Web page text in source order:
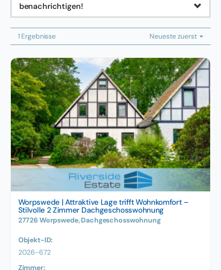
benachrichtigen!
1 Ergebnisse Neueste zuerst
Worpswede | Attraktive Lage trifft Wohnkomfort –
Stilvolle 2 Zimmer Dachgeschosswohnung
27726 Worpswede, Dachgeschosswohnung
Objekt-ID:
2026-672
Zimmer: